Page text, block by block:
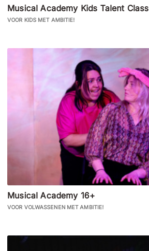
Musical Academy Kids Talent Class
VOOR KIDS MET AMBITIE!
Musical Academy 16+
VOOR VOLWASSENEN MET AMBITIE!